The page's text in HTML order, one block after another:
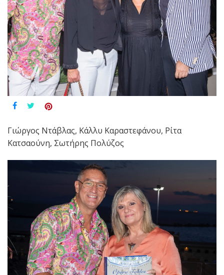
Γιώργος Ντάβλας, Κάλλυ Καραστεφάνου, Ρίτα
Κατσαούνη, Σωτήρης Πολύζος